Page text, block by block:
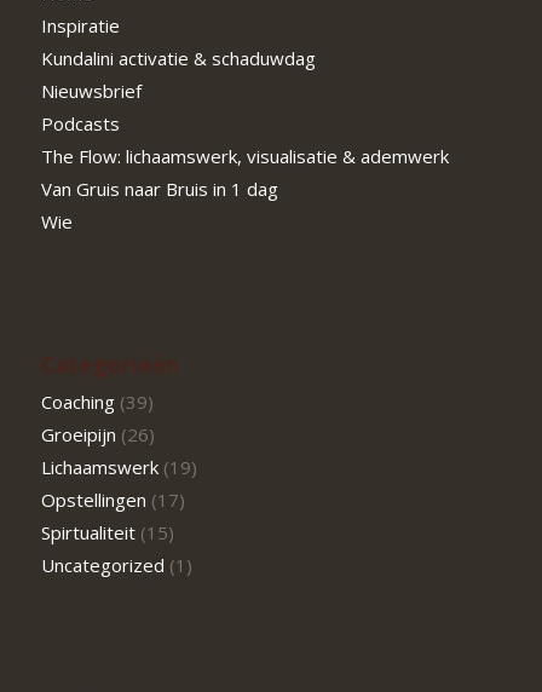
Inspiratie
Kundalini activatie & schaduwdag
Nieuwsbrief
Podcasts
The Flow: lichaamswerk, visualisatie & ademwerk
Van Gruis naar Bruis in 1 dag
Wie
Categorieën
Coaching(39)
Groeipijn (26)
Lichaamswerk(19)
Opstellingen (17)
Spirtualiteit(15)
Uncategorized (1)